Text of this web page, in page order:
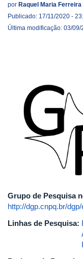
por Raquel Maria Ferreira
Publicado: 17/11/2020 -
Última modificação: 03/09/
Grupo de Pesquisa
http://dgp.cnpq.br/
Linhas de Pesquisa: